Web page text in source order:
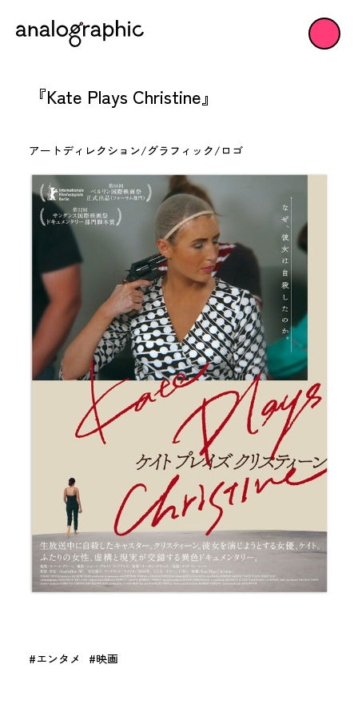
『Kate Plays Christine』
アートディレクション/グラフィック/ロゴ
エンタメ 映画